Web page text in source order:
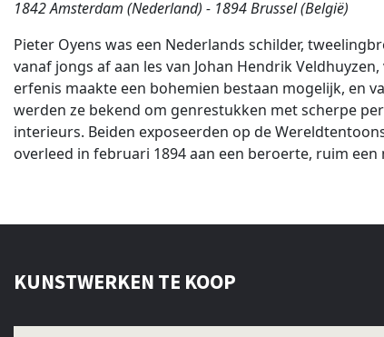
1842 Amsterdam (Nederland) - 1894 Brussel (België)
Pieter Oyens was een Nederlands schilder,
vanaf jongs af aan les van Johan Hendrik
erfenis maakte een bohemien bestaan mogelijk, en
werden ze bekend om genrestukken met scherpe
interieurs. Beiden exposeerden op de
overleed in februari 1894 aan een beroerte, ruim
KUNSTWERKEN TE KOOP